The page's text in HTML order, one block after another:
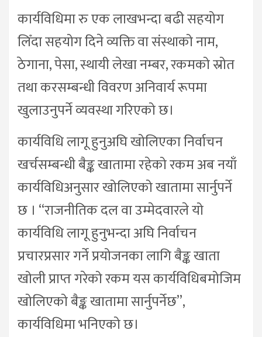
कार्यविधिमा रु एक लाखभन्दा बढी सहयोग
लिँदा सहयोग दिने व्यक्ति वा संस्थाको नाम,
ठेगाना, पेसा, स्थायी लेखा नम्बर, रकमको स्रोत
तथा करसम्बन्धी विवरण अनिवार्य रूपमा
खुलाउनुपर्ने व्यवस्था गरिएको छ।
कार्यविधि लागू हुनुअघि खोलिएका निर्वाचन
खर्चसम्बन्धी बैङ्क खातामा रहेको रकम अब नयाँ
कार्यविधिअनुसार खोलिएको खातामा सार्नुपर्ने
छ । “राजनीतिक दल वा उम्मेदवारले यो
कार्यविधि लागू हुनुभन्दा अघि निर्वाचन
प्रचारप्रसार गर्ने प्रयोजनका लागि बैङ्क खाता
खोली प्राप्त गरेको रकम यस कार्यविधिबमोजिम
खोलिएको बैङ्क खातामा सार्नुपर्नेछ”,
कार्यविधिमा भनिएको छ।